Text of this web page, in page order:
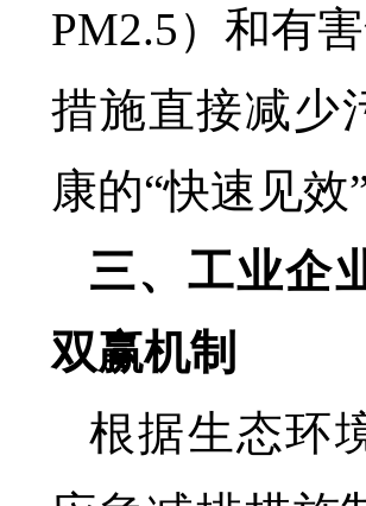
PM2.5）和有
措施直接减少
康的“快速见效
三、工业企
双赢机制
根据生态环